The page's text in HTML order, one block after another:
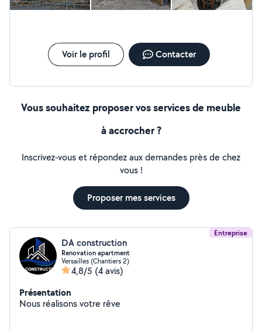
Voir le profil Contacter
Vous souhaitez proposer vos services de meuble
à accrocher ?
Inscrivez-vous et répondez aux demandes près de chez
vous !
Proposer mes services
Entreprise
DA construction
Renovation apartment
Versailles (Chantiers 2)
4,8/5 (4 avis)
Présentation
Nous réalisons votre rêve